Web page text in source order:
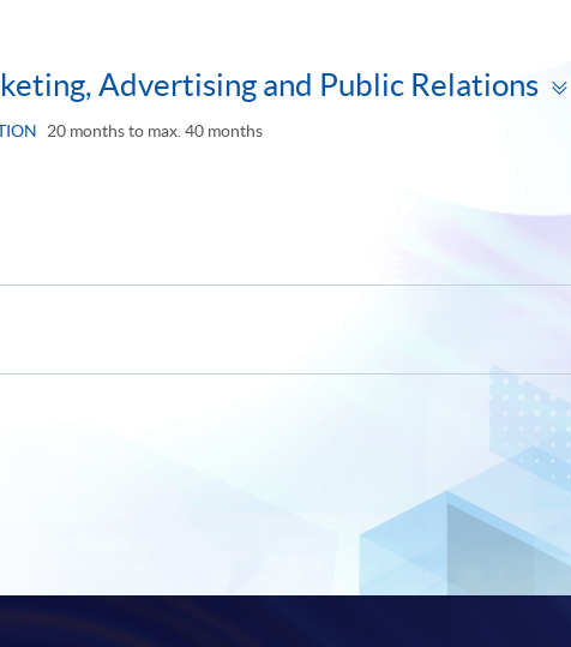
Advertising and Public Relations
20 months to max. 40 months